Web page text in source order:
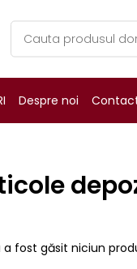
Products
search
Despre noi
a fost găsit niciun